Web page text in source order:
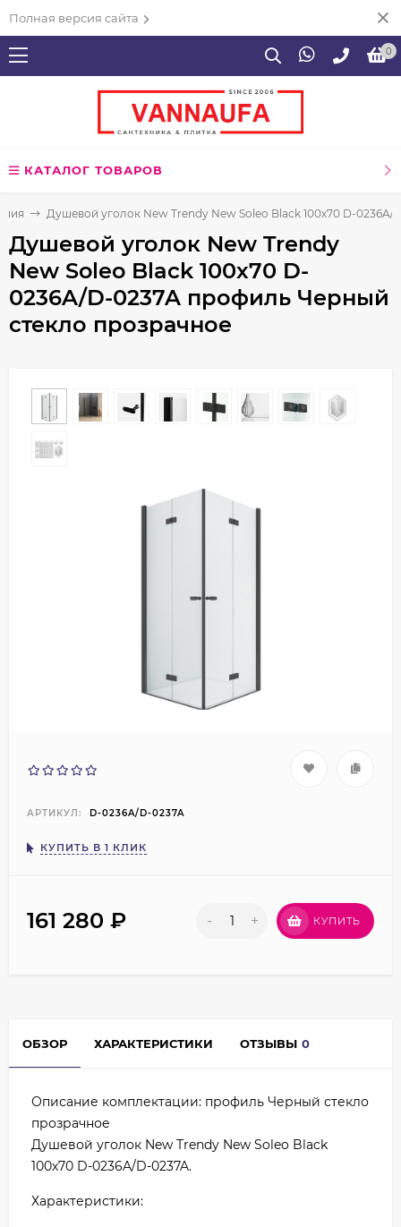
Полная версия сайта
0
КАТАЛОГ ТОВАРОВ
Душевой уголок New Trendy New Soleo Black 100х70 D-
Душевой уголок New Trendy
New Soleo Black 100х70 D-
0236A/D-0237A профиль Черный
стекло прозрачное
АРТИКУЛ: D-0236A/D-0237A
КУПИТЬ В 1 КЛИК
161 280 ₽ - + КУПИТЬ
ОБЗОР ХАРАКТЕРИСТИКИ ОТЗЫВЫ 0
Описание комплектации: профиль Черный стекло
прозрачное
Душевой уголок New Trendy New Soleo Black
100х70 D-0236A/D-0237A.
Характеристики: